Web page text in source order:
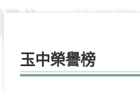
玉中榮譽榜